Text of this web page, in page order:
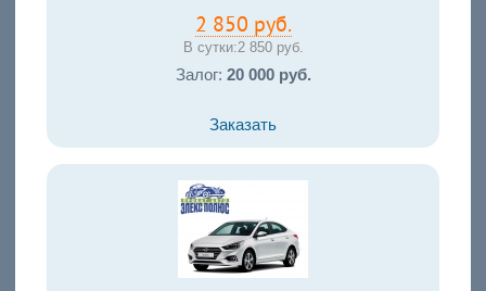
2 850 руб.
В сутки:2 850 руб.
Залог: 20 000 руб.
Заказать